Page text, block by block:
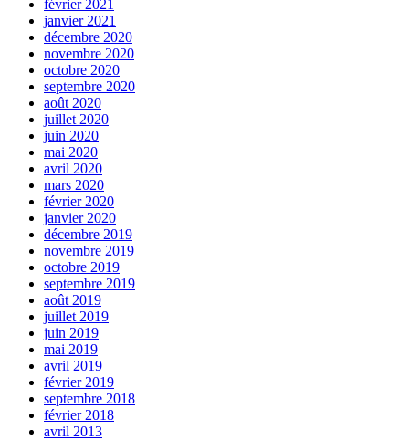
février 2021
janvier 2021
décembre 2020
novembre 2020
octobre 2020
septembre 2020
août 2020
juillet 2020
juin 2020
mai 2020
avril 2020
mars 2020
février 2020
janvier 2020
décembre 2019
novembre 2019
octobre 2019
septembre 2019
août 2019
juillet 2019
juin 2019
mai 2019
avril 2019
février 2019
septembre 2018
février 2018
avril 2013